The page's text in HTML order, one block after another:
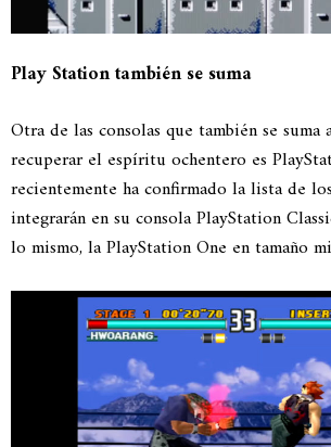
Play Station también se suma
Otra de las consolas que también se suma
recuperar el espíritu ochentero es
recientemente ha confirmado la lista de
integrarán en su consola PlayStation
lo mismo, la PlayStation One en tamaño